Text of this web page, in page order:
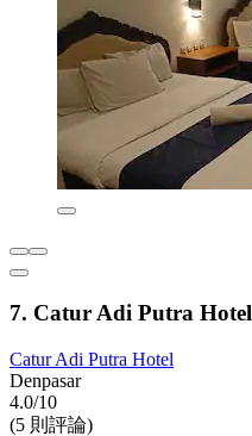
7. Catur Adi Putra Hotel
Catur Adi Putra Hotel
Denpasar
4.0/10
(5 則評論)